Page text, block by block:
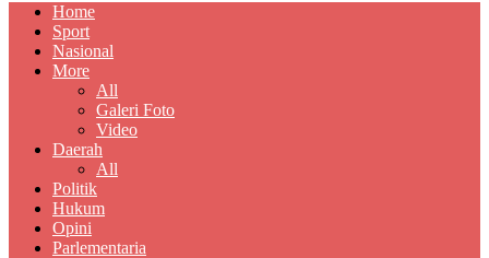
Home
Sport
Nasional
More
All
Galeri Foto
Video
Daerah
All
Politik
Hukum
Opini
Parlementaria